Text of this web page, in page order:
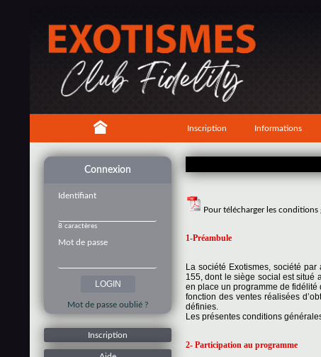
Inscription Informations
Connexion
Identifiant
8 caractères
Mot de passe
Mot de passe oublié ?
Inscription
Pour télécharger les conditions
1-Préambule
La société Exotismes, société
155, dont le siège social est situé
en place un programme de
fonction des ventes réalisées
définies.
Les présentes conditions
2- Participation au programme